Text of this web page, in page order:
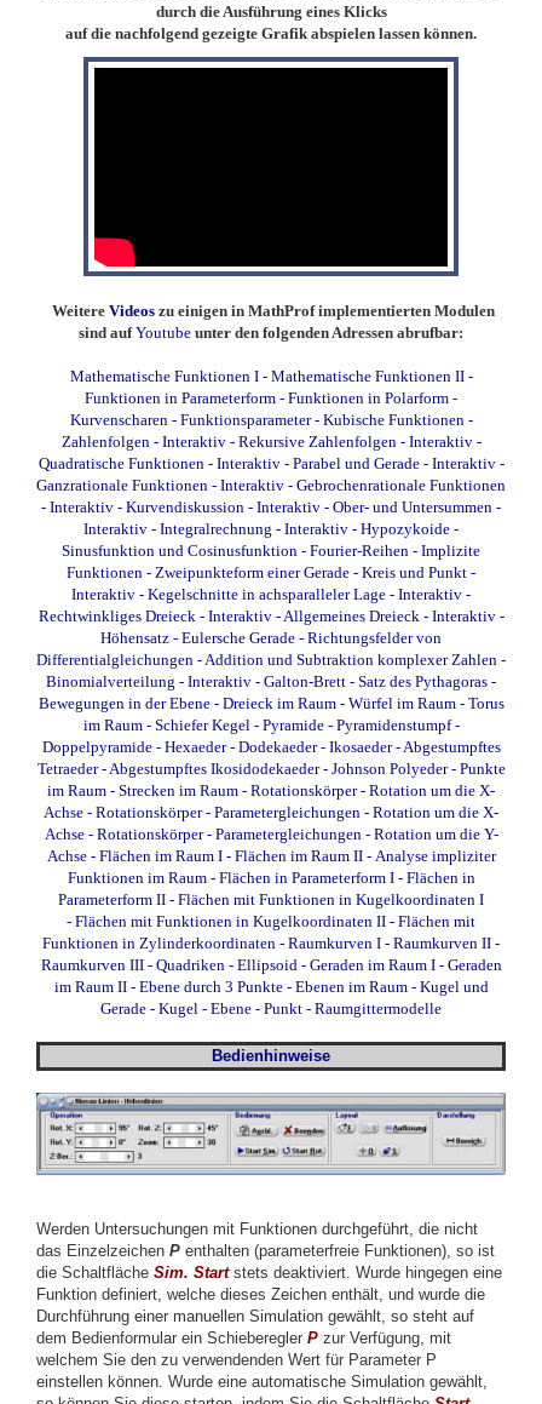
durch die Ausführung eines Klicks
auf die nachfolgend gezeigte Grafik abspielen lassen können.
Weitere Videos zu einigen in MathProf implementierten Modulen
sind aufYoutube unter den folgenden Adressen abrufbar:
Mathematische Funktionen I- Mathematische Funktionen II-
Funktionen in Parameterform - Funktionen in Polarform -
Kurvenscharen- Funktionsparameter- Kubische Funktionen-
Zahlenfolgen - Interaktiv- Rekursive Zahlenfolgen - Interaktiv-
Quadratische Funktionen - Interaktiv- Parabel und Gerade - Interaktiv-
Ganzrationale Funktionen - Interaktiv - Gebrochenrationale Funktionen
- Interaktiv - Kurvendiskussion - Interaktiv - Ober- und Untersummen -
Interaktiv - Integralrechnung - Interaktiv - Hypozykoide -
Sinusfunktion und Cosinusfunktion - Fourier-Reihen - Implizite
Funktionen - Zweipunkteform einer Gerade - Kreis und Punkt -
Interaktiv - Kegelschnitte in achsparalleler Lage - Interaktiv -
Rechtwinkliges Dreieck - Interaktiv-Allgemeines Dreieck - Interaktiv-
Höhensatz - Eulersche Gerade - Richtungsfelder von
Differentialgleichungen -Addition und Subtraktion komplexer Zahlen -
Binomialverteilung - Interaktiv - Galton-Brett - Satz des Pythagoras -
Bewegungen in der Ebene- Dreieck im Raum- Würfel im Raum- Torus
im Raum- Schiefer Kegel- Pyramide- Pyramidenstumpf-
Doppelpyramide- Hexaeder- Dodekaeder- Ikosaeder-Abgestumpftes
Tetraeder-Abgestumpftes Ikosidodekaeder- Johnson Polyeder- Punkte
im Raum - Strecken im Raum - Rotationskörper - Rotation um die X-
Achse - Rotationskörper - Parametergleichungen - Rotation um die X-
Achse- Rotationskörper - Parametergleichungen - Rotation um die Y-
Achse- Flächen im Raum I- Flächen im Raum II- Analyse impliziter
Funktionen im Raum- Flächen in Parameterform I- Flächen in
Parameterform II - Flächen mit Funktionen in Kugelkoordinaten I
- Flächen mit Funktionen in Kugelkoordinaten II - Flächen mit
Funktionen in Zylinderkoordinaten - Raumkurven I - Raumkurven II -
Raumkurven III- Quadriken - Ellipsoid- Geraden im Raum I- Geraden
im Raum II- Ebene durch 3 Punkte- Ebenen im Raum- Kugel und
Gerade - Kugel - Ebene - Punkt - Raumgittermodelle
Bedienhinweise
Werden Untersuchungen mit Funktionen durchgeführt, die nicht
das Einzelzeichen P enthalten (parameterfreie Funktionen), so ist
die Schaltfläche Sim. Startstets deaktiviert. Wurde hingegen eine
Funktion definiert, welche dieses Zeichen enthält, und wurde die
Durchführung einer manuellen Simulation gewählt, so steht auf
dem Bedienformular ein Schieberegler P zur Verfügung, mit
welchem Sie den zu verwendenden Wert für Parameter P
einstellen können. Wurde eine automatische Simulation gewählt,